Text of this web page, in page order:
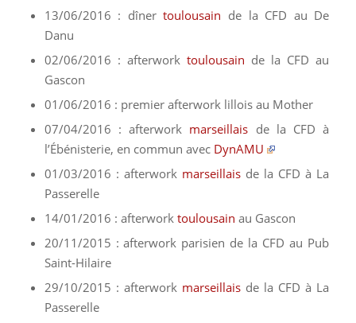
13/06/2016 : dînertoulousain de la CFD au De
Danu
02/06/2016 : afterwork toulousain de la CFD au
Gascon
01/06/2016 : premier afterwork lillois au Mother
07/04/2016 : afterwork marseillais de la CFD à
l’Ébénisterie, en commun avec DynAMU
01/03/2016 : afterwork marseillaisde la CFD à La
Passerelle
14/01/2016 : afterwork toulousain au Gascon
20/11/2015 : afterwork parisien de la CFD au Pub
Saint-Hilaire
29/10/2015 : afterwork marseillaisde la CFD à La
Passerelle